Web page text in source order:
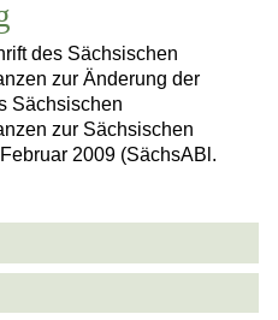
des Sächsischen
zur Änderung der
Sächsischen
zur Sächsischen
2009 (SächsABl.